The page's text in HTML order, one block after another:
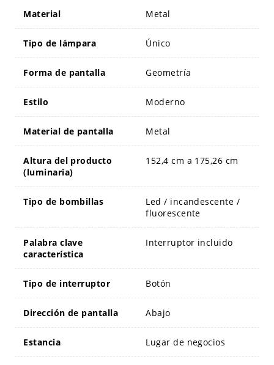
Material Metal
Tipo de lámpara Único
Forma de pantalla Geometría
Estilo Moderno
Material de pantalla Metal
Altura del producto
(luminaria)
152,4 cm a 175,26 cm
Tipo de bombillas
Led / incandescente /
fluorescente
Palabra clave
característica
Interruptor incluido
Tipo de interruptor Botón
Dirección de pantalla Abajo
Estancia Lugar de negocios